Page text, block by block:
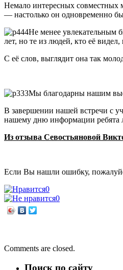
Немало интересных совместных
— настолько он одновременно
Не менее увлекательным
лет, но те из людей, кто её
С её слов, выглядит она так
Мы благодарны нашим
В завершении нашей встречи с
нашему дню информации ребята
Из отзыва Севостьяновой
Если Вы нашли ошибку,
0
0
Comments are closed.